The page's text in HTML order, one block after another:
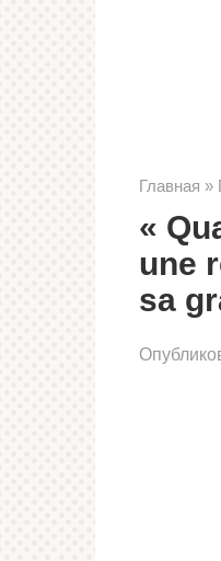
Главная »
«
une
sa